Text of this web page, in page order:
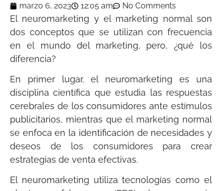
marzo 6, 2023 12:05 am No Comments
El neuromarketing y el marketing normal son
dos conceptos que se utilizan con frecuencia
en el mundo del marketing, pero, ¿qué los
diferencia?
En primer lugar, el neuromarketing es una
disciplina científica que estudia las respuestas
cerebrales de los consumidores ante estímulos
publicitarios, mientras que el marketing normal
se enfoca en la identificación de necesidades y
deseos de los consumidores para crear
estrategias de venta efectivas.
El neuromarketing utiliza tecnologías como el